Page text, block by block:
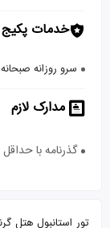
خدمات پکیج
سرو روزانه صبحانه
مدارک لازم
گذرنامه با حداقل 6 ماه اعتبار